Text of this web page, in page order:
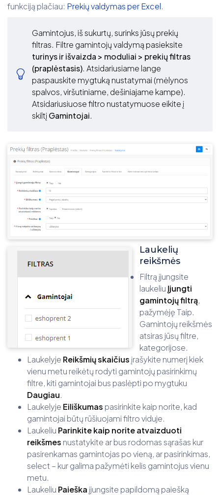
funkciją plačiau: Prekių valdymas per Excel.
Gamintojus, iš sukurtų, surinks jūsų prekių
filtras. Filtre gamintojų valdymą pasieksite
turinys ir išvaizda > moduliai > prekių filtras
(praplėstasis). Atsidariusiame lange
paspauskite mygtuką nustatymai (mėlynos
spalvos, viršutiniame, dešiniajame kampe).
Atsidariusiuose filtro nustatymuose eikite į
skiltįGamintojai.
Laukelių
reikšmės
Filtrą įjungsite
laukeliu Įjungti
gamintojų filtrą,
pažymėję Taip.
Gamintojų reikšmės
atsiras jūsų filtre,
kategorijose.
Laukelyje Reikšmių skaičius įrašykite numerį kiek
vienu metu reikėtų rodyti gamintojų pasirinkimų
filtre, kiti gamintojai bus paslėpti po mygtuku
Daugiau.
Laukelyje Eiliškumas pasirinkite kaip norite, kad
gamintojai būtų rūšiuojami filtro viduje.
Laukeliu Parinkite kaip norite atvaizduoti
reikšmes nustatykite ar bus rodomas sąrašas kur
pasirenkamas gamintojas po vieną, ar pasirinkimas,
select – kur galima pažymėti kelis gamintojus vienu
metu.
Laukeliu Paieška įjungsite papildomą paiešką